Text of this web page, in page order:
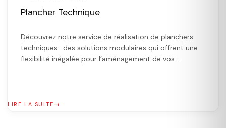
Plancher Technique
Découvrez notre service de réalisation de planchers
techniques : des solutions modulaires qui offrent une
flexibilité inégalée pour l’aménagement de vos
changements et les mises à jour ultérieures. Grâce à un
LIRE LA SUITE